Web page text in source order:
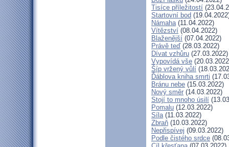
Tisíce příležitostí
Startovní bod
Námaha(11.04.2022)
Vítězství (08.04.2022)
Blaženější (07.04.2022)
Právě teď (28.03.2022)
Dívat vzhůru (27.03.2022)
Vypovídá vše
Šíp vržený vůlí
Ďáblova kniha smrti
Bránu nebe (15.03.2022)
Nový směr (14.03.2022)
Stojí to mnoho úsilí
Pomalu (12.03.2022)
Síla(11.03.2022)
Zbraň (10.03.2022)
Nepřispívej (09.03.2022)
Podle čistého srdce